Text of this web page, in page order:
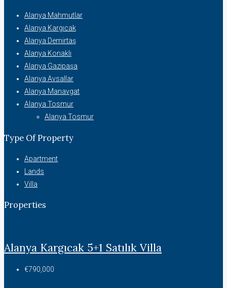
Alanya Mahmutlar
Alanya Kargıcak
Alanya Demirtaş
Alanya Konaklı
Alanya Gazipaşa
Alanya Avsallar
Alanya Manavgat
Alanya Tosmur
Alanya Tosmur
Type Of Property
Apartment
Lands
Villa
Properties
Alanya Kargıcak 5+1 Satılık Villa
€790,000